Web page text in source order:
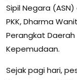
Sipil Negara
PKK, Dharma
Perangkat
Kepemudaan.
Sejak pagi hari,